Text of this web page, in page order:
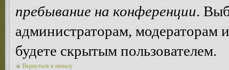
пребывание на конференции.
администраторам, модераторам
будете скрытым пользователем.
Вернуться к началу